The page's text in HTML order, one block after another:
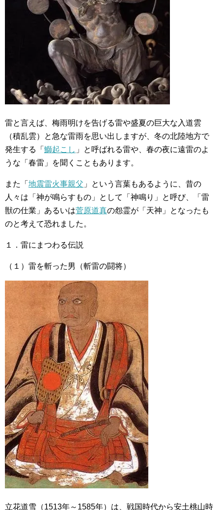
雷と言えば、梅雨明けを告げる雷や盛夏の巨大な入道雲
（積乱雲）と急な雷雨を思い出しますが、冬の北陸地方で
発生する「 鰤起こし 」と呼ばれる雷や、春の夜に遠雷のよ
うな「春雷」を聞くこともあります。
また「 地震雷火事親父 」という言葉もあるように、昔の
人々は「神が鳴らすもの」として「神鳴り」と呼び、「雷
獣の仕業」あるいは菅原道真の怨霊が「天神」となったも
のと考えて恐れました。
１．雷にまつわる伝説
（１）雷を斬った男（斬雷の闘将）
立花道雪（1513年～1585年）は、戦国時代から安土桃山時